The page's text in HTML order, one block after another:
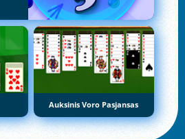
Auksinis Voro Pasjansas